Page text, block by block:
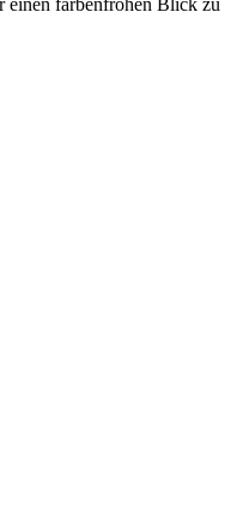
einen farbenfrohen Blick zu